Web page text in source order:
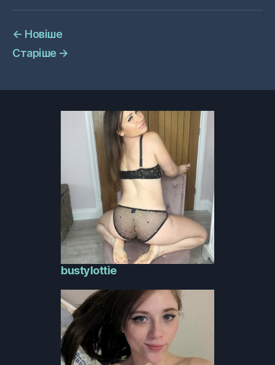
← Новіше
Старіше →
bustylottie